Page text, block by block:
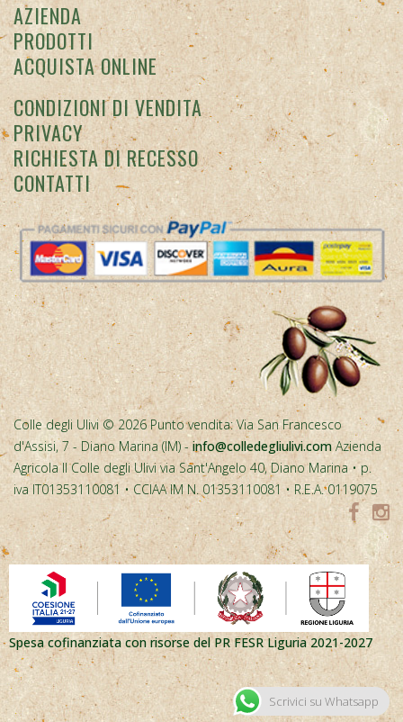
AZIENDA
PRODOTTI
ACQUISTA ONLINE
CONDIZIONI DI VENDITA
PRIVACY
RICHIESTA DI RECESSO
CONTATTI
Colle degli Ulivi © 2026 Punto vendita: Via San Francesco
d'Assisi, 7 - Diano Marina (IM) - info@colledegliulivi.com Azienda
Agricola Il Colle degli Ulivi via Sant'Angelo 40, Diano Marina • p.
iva IT01353110081 • CCIAA IM N. 01353110081 • R.E.A. 0119075
Spesa cofinanziata con risorse del PR FESR Liguria 2021-2027
Scrivici su Whatsapp